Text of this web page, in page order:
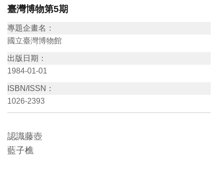
覽
資
訊
教
育
動
臺灣博物第5期
專題企畫名：
國立臺灣博物館
出版日期：
1984-01-01
ISBN/ISSN：
1026-2393
認識藤壺
藍子樵